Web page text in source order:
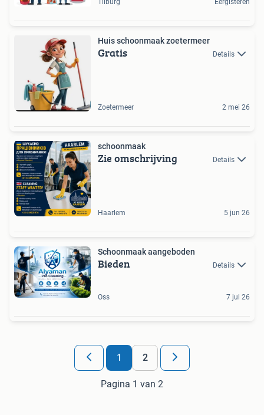
Tilburg Eergisteren
Huis schoonmaak zoetermeer
Gratis Details
Zoetermeer 2 mei 26
schoonmaak
Zie omschrijving Details
Haarlem 5 jun 26
Schoonmaak aangeboden
Bieden Details
Oss 7 jul 26
1 2
Pagina 1 van 2